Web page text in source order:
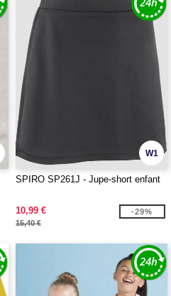
W1
SPIRO SP261J - Jupe-short enfant
10,99 €
15,40 €
-29%